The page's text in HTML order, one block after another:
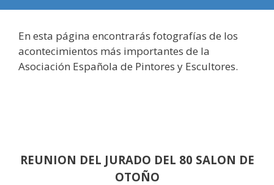
En esta página encontrarás fotografías de los
acontecimientos más importantes de la
Asociación Española de Pintores y Escultores.
REUNION DEL JURADO DEL 80 SALON DE
OTOÑO